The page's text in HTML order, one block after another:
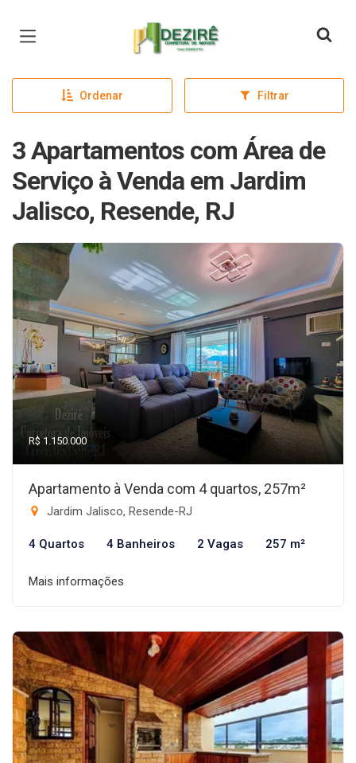
Página inicial
Ordenar Filtrar
3 Apartamentos com Área de
Serviço à Venda em Jardim
Jalisco, Resende, RJ
R$ 1.150.000
Apartamento à Venda com 4 quartos, 257m²
Jardim Jalisco, Resende-RJ
4 Quartos 4 Banheiros 2 Vagas 257 m²
Mais informações